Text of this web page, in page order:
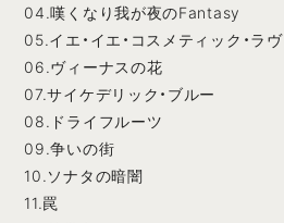
04.嘆くなり我が夜のFantasy
05.イエ・イエ・コスメティック・ラヴ
06.ヴィーナスの花
07.サイケデリック・ブルー
08.ドライフルーツ
09.争いの街
10.ソナタの暗闇
11.罠